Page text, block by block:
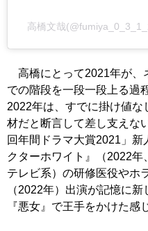
高橋文哉
高橋にとって2021年が、
での階段を一段一段上る過
2022年は、すでに掛け値な
材だと断言して差し支えな
回年間ドラマ大賞2021」新
クターホワイト』（2022年
テレビ系）の研修医役やホ
（2022年）出演が記憶に
『悪女』で王手をかけた感